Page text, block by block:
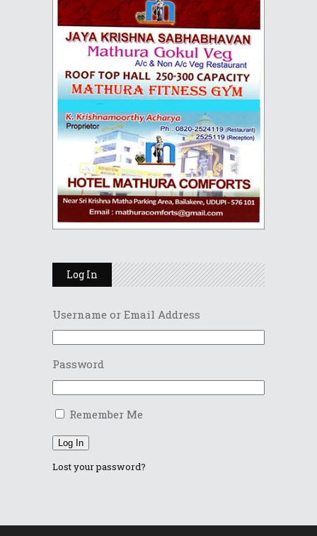
Log In
Username or Email Address
Password
Remember Me
Log In
Lost your password?